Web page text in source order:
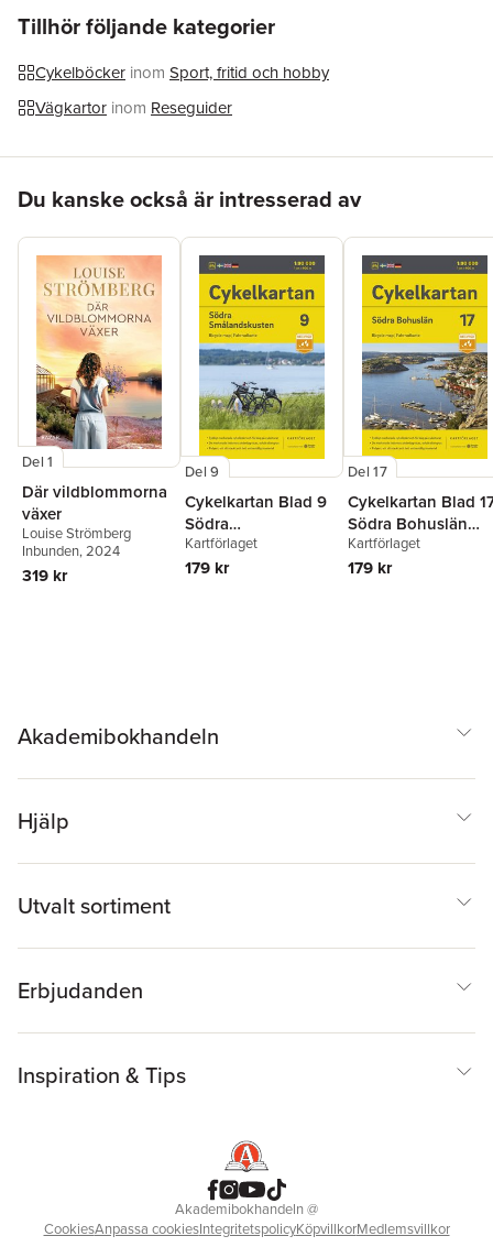
Tillhör följande kategorier
Cykelböcker inom Sport, fritid och hobby
Vägkartor inom Reseguider
Du kanske också är intresserad av
Del 1
Där vildblommorna
växer
Louise Strömberg
Inbunden, 2024
319 kr
Del 9
Cykelkartan Blad 9
Södra
Smålandskusten
2023-2025
Kartförlaget
179 kr
Del 17
Cykelkartan Blad
Södra Bohuslän
2023-2025
Kartförlaget
179 kr
Akademibokhandeln
Hjälp
Utvalt sortiment
Erbjudanden
Inspiration & Tips
Akademibokhandeln@
CookiesAnpassa cookiesIntegritetspolicyKöpvillkorMedlemsvillkor